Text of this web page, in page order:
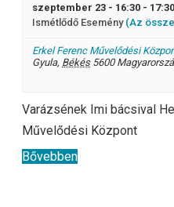
szeptember 23 - 16:30 - 17:30
Ismétlődő Esemény (Az
Erkel Ferenc Művelődési
Gyula, Békés 5600
Varázsének Imi bácsival
Művelődési Központ
Bővebben